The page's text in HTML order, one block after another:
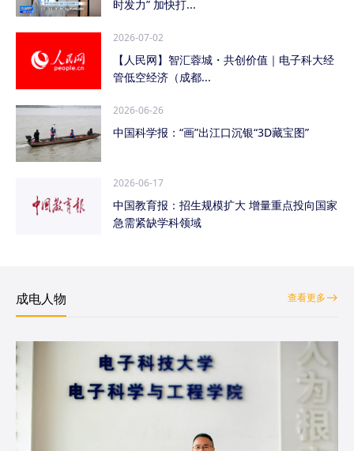
时发力” 加快打...
2026-07-02
【人民网】智汇蓉城・共创价值｜电子科大经
管低空经济（成都...
2026-06-26
中国科学报：“画”出江口沉银“3D藏宝图”
2026-06-17
中国教育报：招生规模扩大 增量重点投向国家
急需紧缺学科领域
成电人物 查看更多